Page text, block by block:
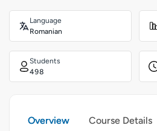
Language
Romanian
Students
498
Overview Course Details